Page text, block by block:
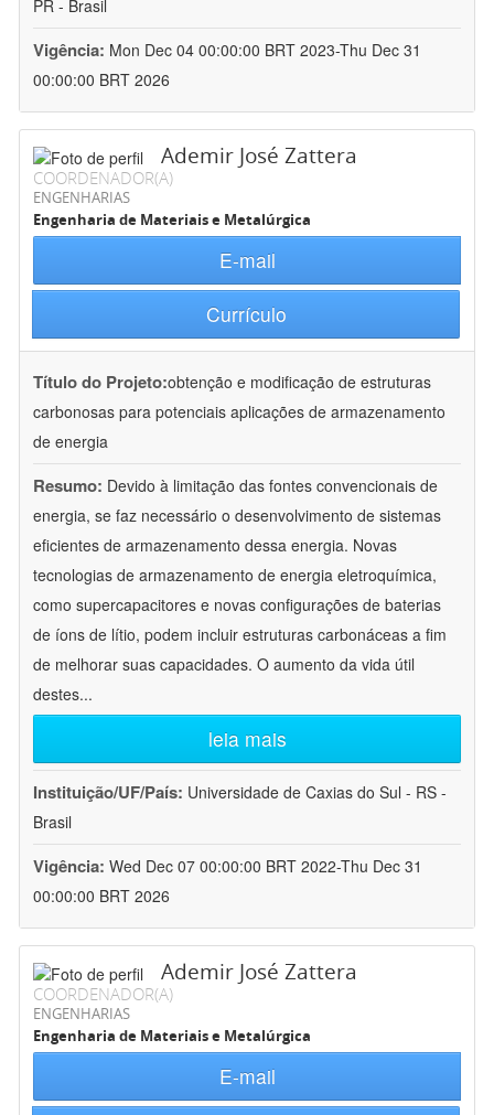
PR - Brasil
Vigência: Mon Dec 04 00:00:00 BRT 2023-Thu Dec 31
00:00:00 BRT 2026
Ademir José Zattera
COORDENADOR(A)
ENGENHARIAS
Engenharia de Materiais e Metalúrgica
E-mail
Currículo
Título do Projeto:obtenção e modificação de estruturas
carbonosas para potenciais aplicações de armazenamento
de energia
Resumo: Devido à limitação das fontes convencionais de
energia, se faz necessário o desenvolvimento de sistemas
eficientes de armazenamento dessa energia. Novas
tecnologias de armazenamento de energia eletroquímica,
como supercapacitores e novas configurações de baterias
de íons de lítio, podem incluir estruturas carbonáceas a fim
de melhorar suas capacidades. O aumento da vida útil
destes...
leia mais
Instituição/UF/País: Universidade de Caxias do Sul - RS -
Brasil
Vigência: Wed Dec 07 00:00:00 BRT 2022-Thu Dec 31
00:00:00 BRT 2026
Ademir José Zattera
COORDENADOR(A)
ENGENHARIAS
Engenharia de Materiais e Metalúrgica
E-mail